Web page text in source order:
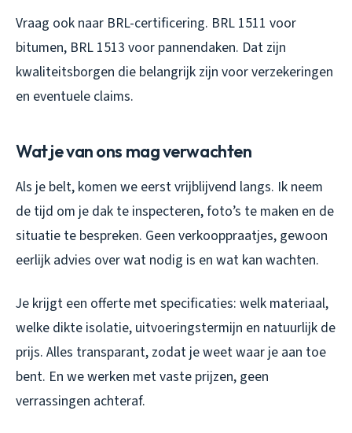
Vraag ook naar BRL-certificering. BRL 1511 voor
bitumen, BRL 1513 voor pannendaken. Dat zijn
kwaliteitsborgen die belangrijk zijn voor verzekeringen
en eventuele claims.
Wat je van ons mag verwachten
Als je belt, komen we eerst vrijblijvend langs. Ik neem
de tijd om je dak te inspecteren, foto’s te maken en de
situatie te bespreken. Geen verkooppraatjes, gewoon
eerlijk advies over wat nodig is en wat kan wachten.
Je krijgt een offerte met specificaties: welk materiaal,
welke dikte isolatie, uitvoeringstermijn en natuurlijk de
prijs. Alles transparant, zodat je weet waar je aan toe
bent. En we werken met vaste prijzen, geen
verrassingen achteraf.